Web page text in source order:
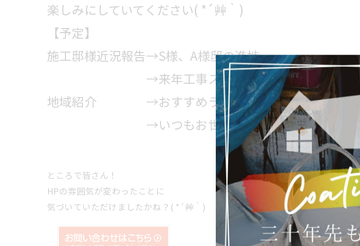
楽しみにしていてください( *´艸｀)
【予定】
施工邸様近況報告→S様、A様邸の進捗
→来年工事スタート予定の次回予告
地域紹介 →おすすめランチのお店紹介
→いつもお世話になっている会社様紹介
ところで皆さん！
HPの雰囲気が変わったことに
気づいていただけましたかね？( *´艸｀)